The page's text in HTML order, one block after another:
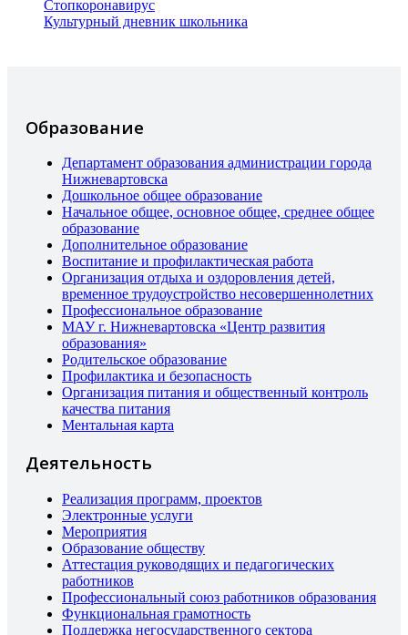
Стопкоронавирус
Культурный дневник школьника
Образование
Департамент образования администрации города
Нижневартовска
Дошкольное общее образование
Начальное общее, основное общее, среднее общее
образование
Дополнительное образование
Воспитание и профилактическая работа
Организация отдыха и оздоровления детей,
временное трудоустройство несовершеннолетних
Профессиональное образование
МАУ г. Нижневартовска «Центр развития
образования»
Родительское образование
Профилактика и безопасность
Организация питания и общественный контроль
качества питания
Ментальная карта
Деятельность
Реализация программ, проектов
Электронные услуги
Мероприятия
Образование обществу
Аттестация руководящих и педагогических
работников
Профессиональный союз работников образования
Функциональная грамотность
Поддержка негосударственного сектора